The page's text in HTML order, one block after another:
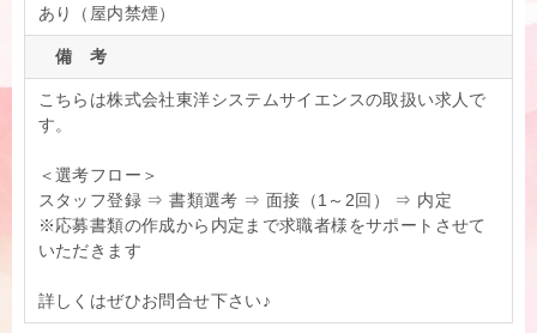
あり（屋内禁煙）
備 考
こちらは株式会社東洋システムサイエンスの取扱い求人で
す。
＜選考フロー＞
スタッフ登録 ⇒ 書類選考 ⇒ 面接（1～2回） ⇒ 内定
※応募書類の作成から内定まで求職者様をサポートさせて
いただきます
詳しくはぜひお問合せ下さい♪